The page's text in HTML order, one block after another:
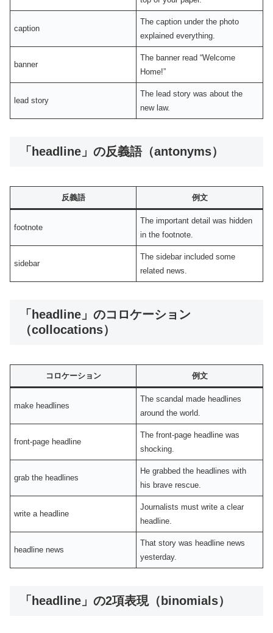
caption
The caption under the photo
explained everything.
banner
The banner read “Welcome
Home!”
lead story
The lead story was about the
new law.
「headline」の反義語（antonyms）
反義語 例文
footnote
The important detail was hidden
in the footnote.
sidebar
The sidebar included some
related news.
「headline」のコロケーション
（collocations）
コロケーション 例文
make headlines
The scandal made headlines
around the world.
front-page headline
The front-page headline was
shocking.
grab the headlines
He grabbed the headlines with
his brave rescue.
write a headline
Journalists must write a clear
headline.
headline news
That story was headline news
yesterday.
「headline」の2項表現（binomials）